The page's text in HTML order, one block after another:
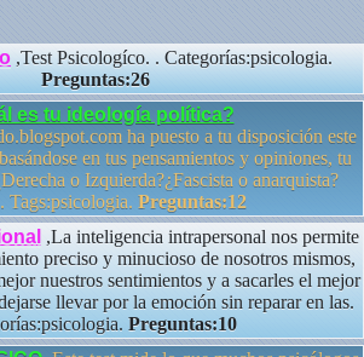
,Test Psicologíco. . Categorías:psicologia.
Preguntas:26
es tu ideología política?
ha puesto a tu disposición este
en tus pensamientos y opiniones, tu
o Izquierda?¿Fascista o anarquista?
Tags:psicologia. Preguntas:12
,La inteligencia intrapersonal nos permite
preciso y minucioso de nosotros mismos,
nuestros sentimientos y a sacarles el mejor
llevar por la emoción sin reparar en las.
Preguntas:10